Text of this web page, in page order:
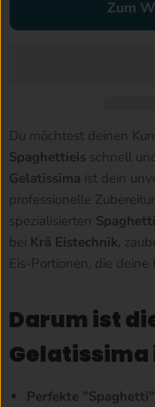
Zum
Du möchtest deinen
Spaghettieis schnell
Gelatissima ist dein
professionelle
spezialisierten
bei Krä Eistechnik,
Eis-Portionen, die
Darum ist
Perfekte